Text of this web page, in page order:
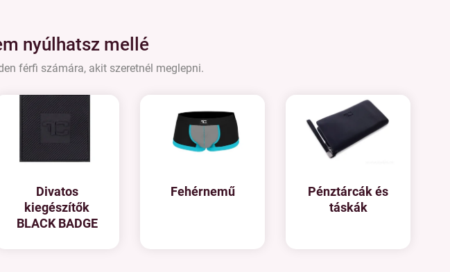
nyúlhatsz mellé
férfi számára, akit szeretnél meglepni.
Divatos
kiegészítők
BLACK BADGE
Fehérnemű
Pénztárcák és
táskák